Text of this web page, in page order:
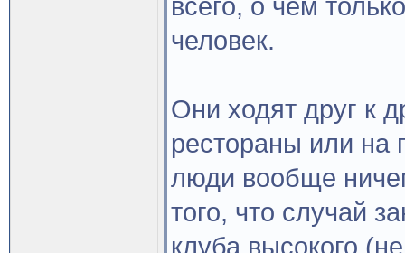
всего, о чем
человек.
Они ходят друг к
рестораны или на
люди вообще
того, что случай
клуба высокого